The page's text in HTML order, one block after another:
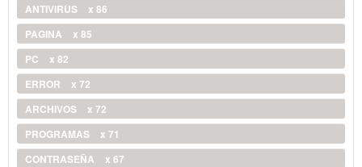
ANTIVIRUS
x 86
PAGINA
x 85
PC
x 82
ERROR
x 72
ARCHIVOS
x 72
PROGRAMAS
x 71
CONTRASEÑA
x 67